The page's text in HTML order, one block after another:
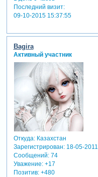
Последний визит:
09-10-2015 15:37:55
Bagira
Активный участник
Откуда:Казахстан
Зарегистрирован: 18-05-2011
Сообщений:74
Уважение: +17
Позитив: +480